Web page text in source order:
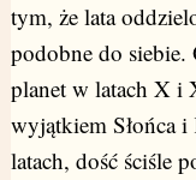
tym, że lata
podobne do siebie.
planet w latach X i
wyjątkiem Słońca i
latach, dość ściśle